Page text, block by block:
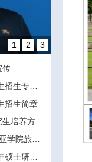
1 2 3
传
及参考书目
招生简章
导师团队介绍
正式揭牌成立
告（一志愿）